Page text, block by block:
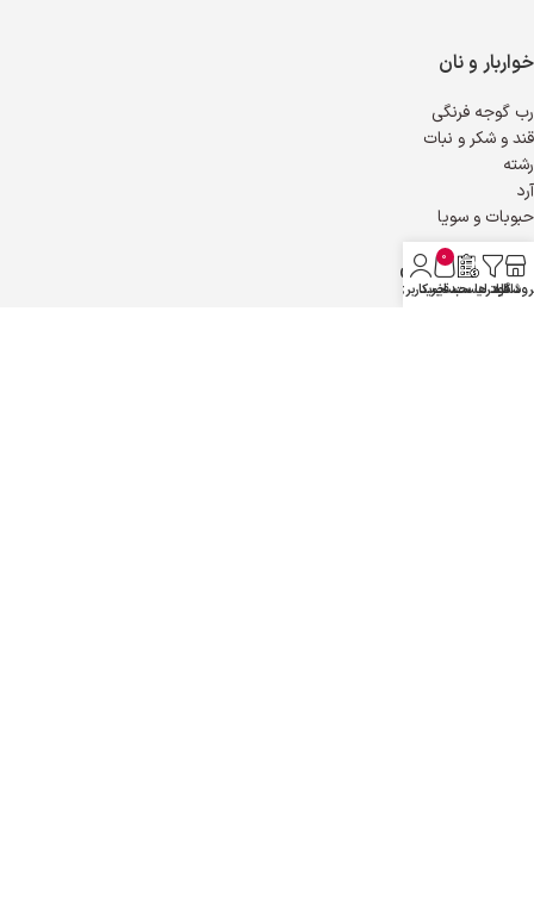
خواربار و نان
رب گوجه فرنگی
قند و شکر و نبات
رشته
آرد
حبوبات و سویا
چاشنی و افرودنی
فیلترها دانلود لیست قیمت
0
سبد خرید
حساب کاربری من